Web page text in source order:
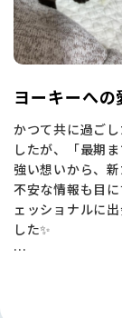
【
次の子を迎える
報が多すぎて何
特にコロナ禍を
にする中で、何
が、BFさんはそ
・情報の透明性
読み込めたので
かり、安心して
れ」したのも、
・信頼の架け橋
紹介してくれる
ヨーキーへ
かつて共に過ご
したが、「最期
強い想いから、
不安な情報も目
ェッショナルに
した✨
オン犬たちがの